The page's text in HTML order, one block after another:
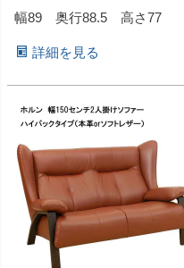
幅89 奥行88.5 高さ77
詳細を見る